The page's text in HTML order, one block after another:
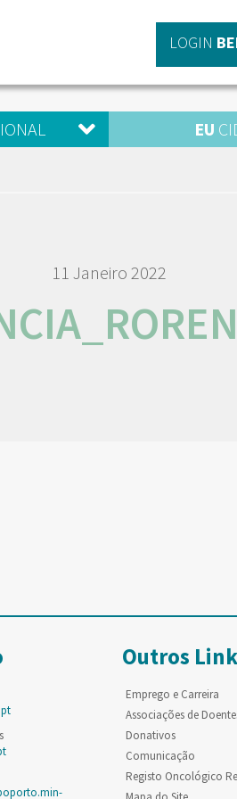
LOGIN
EU
11 Janeiro 2022
Outros
Emprego e Carreira
Associações de
Donativos
Comunicação
Registo Oncológico